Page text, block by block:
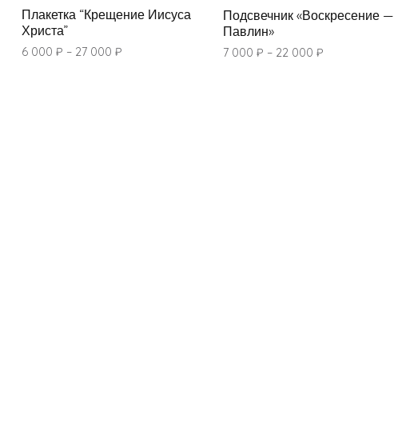
Плакетка “Крещение Иисуса
Христа”
6 000₽ – 27 000₽
Подсвечник «Воскресение —
Павлин»
7 000 ₽ – 22 000 ₽